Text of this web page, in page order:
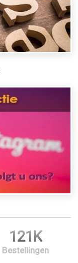
121K
Bestellingen